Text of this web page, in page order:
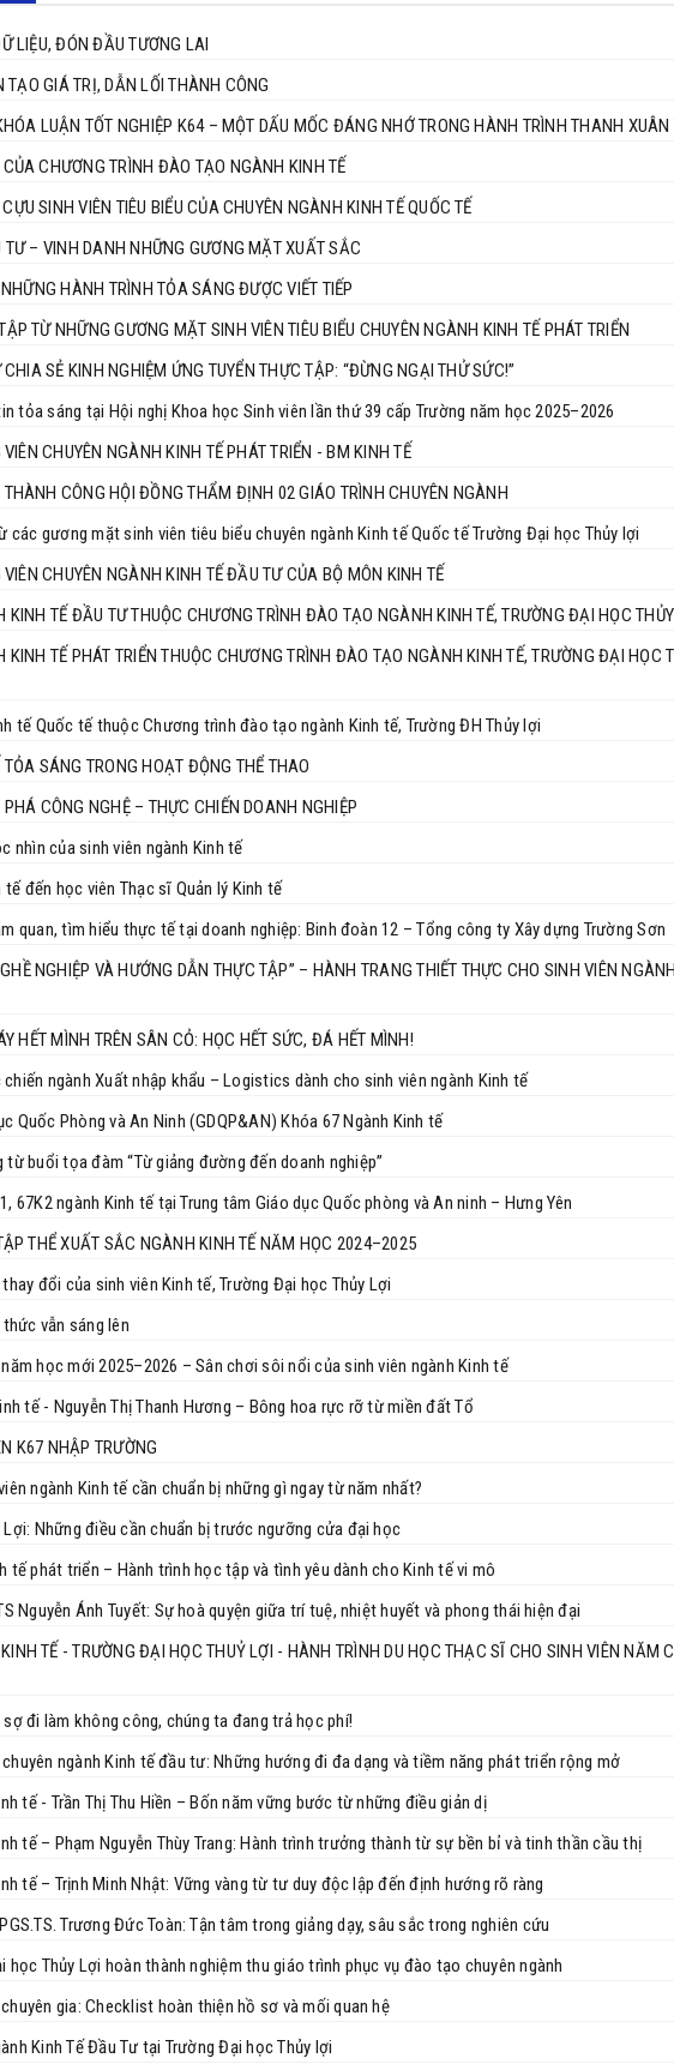
LIỆU, ĐÓN ĐẦU TƯƠNG LAI
GIÁ TRỊ, DẪN LỐI THÀNH CÔNG
LUẬN TỐT NGHIỆP K64 – MỘT DẤU MỐC ĐÁNG NHỚ TRONG HÀNH TRÌNH THANH XUÂN
CHƯƠNG TRÌNH ĐÀO TẠO NGÀNH KINH TẾ
SINH VIÊN TIÊU BIỂU CỦA CHUYÊN NGÀNH KINH TẾ QUỐC TẾ
– VINH DANH NHỮNG GƯƠNG MẶT XUẤT SẮC
HÀNH TRÌNH TỎA SÁNG ĐƯỢC VIẾT TIẾP
TỪ NHỮNG GƯƠNG MẶT SINH VIÊN TIÊU BIỂU CHUYÊN NGÀNH KINH TẾ PHÁT TRIỂN
SẺ KINH NGHIỆM ỨNG TUYỂN THỰC TẬP: “ĐỪNG NGẠI THỬ SỨC!”
tỏa sáng tại Hội nghị Khoa học Sinh viên lần thứ 39 cấp Trường năm học 2025–2026
CHUYÊN NGÀNH KINH TẾ PHÁT TRIỂN - BM KINH TẾ
CÔNG HỘI ĐỒNG THẨM ĐỊNH 02 GIÁO TRÌNH CHUYÊN NGÀNH
gương mặt sinh viên tiêu biểu chuyên ngành Kinh tế Quốc tế Trường Đại học Thủy lợi
CHUYÊN NGÀNH KINH TẾ ĐẦU TƯ CỦA BỘ MÔN KINH TẾ
KINH TẾ ĐẦU TƯ THUỘC CHƯƠNG TRÌNH ĐÀO TẠO NGÀNH KINH TẾ, TRƯỜNG ĐẠI HỌC
KINH TẾ PHÁT TRIỂN THUỘC CHƯƠNG TRÌNH ĐÀO TẠO NGÀNH KINH TẾ, TRƯỜNG ĐẠI HỌC
tế Quốc tế thuộc Chương trình đào tạo ngành Kinh tế, Trường ĐH Thủy lợi
SÁNG TRONG HOẠT ĐỘNG THỂ THAO
CÔNG NGHỆ – THỰC CHIẾN DOANH NGHIỆP
nhìn của sinh viên ngành Kinh tế
đến học viên Thạc sĩ Quản lý Kinh tế
quan, tìm hiểu thực tế tại doanh nghiệp: Binh đoàn 12 – Tổng công ty Xây dựng Trường Sơn
NGHIỆP VÀ HƯỚNG DẪN THỰC TẬP” – HÀNH TRANG THIẾT THỰC CHO SINH VIÊN
HẾT MÌNH TRÊN SÂN CỎ: HỌC HẾT SỨC, ĐÁ HẾT MÌNH!
ngành Xuất nhập khẩu – Logistics dành cho sinh viên ngành Kinh tế
Quốc Phòng và An Ninh (GDQP&AN) Khóa 67 Ngành Kinh tế
buổi tọa đàm “Từ giảng đường đến doanh nghiệp”
67K2 ngành Kinh tế tại Trung tâm Giáo dục Quốc phòng và An ninh – Hưng Yên
THỂ XUẤT SẮC NGÀNH KINH TẾ NĂM HỌC 2024–2025
đổi của sinh viên Kinh tế, Trường Đại học Thủy Lợi
vẫn sáng lên
học mới 2025–2026 – Sân chơi sôi nổi của sinh viên ngành Kinh tế
tế - Nguyễn Thị Thanh Hương – Bông hoa rực rỡ từ miền đất Tổ
K67 NHẬP TRƯỜNG
ngành Kinh tế cần chuẩn bị những gì ngay từ năm nhất?
Lợi: Những điều cần chuẩn bị trước ngưỡng cửa đại học
tế phát triển – Hành trình học tập và tình yêu dành cho Kinh tế vi mô
Nguyễn Ánh Tuyết: Sự hoà quyện giữa trí tuệ, nhiệt huyết và phong thái hiện đại
TẾ - TRƯỜNG ĐẠI HỌC THUỶ LỢI - HÀNH TRÌNH DU HỌC THẠC SĨ CHO SINH VIÊN NĂM
đi làm không công, chúng ta đang trả học phí!
ngành Kinh tế đầu tư: Những hướng đi đa dạng và tiềm năng phát triển rộng mở
tế - Trần Thị Thu Hiền – Bốn năm vững bước từ những điều giản dị
tế – Phạm Nguyễn Thùy Trang: Hành trình trưởng thành từ sự bền bỉ và tinh thần cầu thị
tế – Trịnh Minh Nhật: Vững vàng từ tư duy độc lập đến định hướng rõ ràng
Trương Đức Toàn: Tận tâm trong giảng dạy, sâu sắc trong nghiên cứu
học Thủy Lợi hoàn thành nghiệm thu giáo trình phục vụ đào tạo chuyên ngành
gia: Checklist hoàn thiện hồ sơ và mối quan hệ
5 lý do nên chọn Chuyên ngành Kinh Tế Đầu Tư tại Trường Đại học Thủy lợi